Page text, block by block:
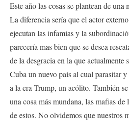
Este año las cosas se plantean de
La diferencia sería que el actor
ejecutan las infamias y la
parecería mas bien que se desea
de la desgracia en la que actualmente
Cuba un nuevo país al cual parasitar
a la era Trump, un acólito. También
una cosa más mundana, las mafias
de estos. No olvidemos que nuestros